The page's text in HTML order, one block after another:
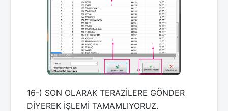
16-) SON OLARAK TERAZİLERE GÖNDER
DİYEREK İŞLEMİ TAMAMLIYORUZ.